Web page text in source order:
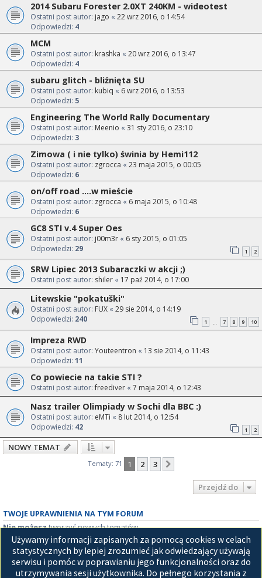
2014 Subaru Forester 2.0XT 240KM - wideotest
Ostatni post autor: jago « 22 wrz 2016, o 14:54
Odpowiedzi: 4
MCM
Ostatni post autor: krashka « 20 wrz 2016, o 13:47
Odpowiedzi: 4
subaru glitch - bliźnięta SU
Ostatni post autor: kubiq « 6 wrz 2016, o 13:53
Odpowiedzi: 5
Engineering The World Rally Documentary
Ostatni post autor: Meenio « 31 sty 2016, o 23:10
Odpowiedzi: 3
Zimowa ( i nie tylko) świnia by Hemi112
Ostatni post autor: zgrocca « 23 maja 2015, o 00:05
Odpowiedzi: 6
on/off road ....w mieście
Ostatni post autor: zgrocca « 6 maja 2015, o 10:48
Odpowiedzi: 6
GC8 STI v.4 Super Oes
Ostatni post autor: j00m3r « 6 sty 2015, o 01:05
Odpowiedzi: 29 1 2
SRW Lipiec 2013 Subaraczki w akcji ;)
Ostatni post autor: shiler « 17 paź 2014, o 17:00
Litewskie "pokatuški"
Ostatni post autor: FUX « 29 sie 2014, o 14:19
Odpowiedzi: 240 1 … 7 8 9 10
Impreza RWD
Ostatni post autor: Youteentron « 13 sie 2014, o 11:43
Odpowiedzi: 11
Co powiecie na takie STI ?
Ostatni post autor:freediver « 7 maja 2014, o 12:43
Nasz trailer Olimpiady w Sochi dla BBC :)
Ostatni post autor: eMTi « 8 lut 2014, o 12:54
Odpowiedzi: 42 1 2
NOWY TEMAT
Tematy: 71 1 2 3
Przejdź do
TWOJE UPRAWNIENIA NA TYM FORUM
Nie możesztworzyć nowych tematów
Nie możeszodpowiadać w tematach
Nie możeszzmieniać swoich postów
Nie możeszusuwać swoich postów
Nie możesz dodawać załączników
Używamy informacji zapisanych za pomocą cookies w celach
statystycznych by lepiej zrozumieć jak odwiedzający używają
serwisu i pomóc w poprawianiu jego funkcjonalności oraz do
utrzymywania sesji użytkownika. Do pełnego korzystania z